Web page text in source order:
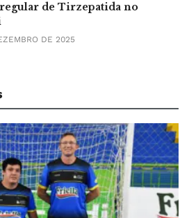
de Tirzepatida no
DE 2025